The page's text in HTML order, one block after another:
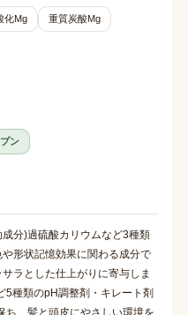
化Mg 重質炭酸Mg
ン
分)過硫酸カリウムなど3種類
形状記憶効果に関わる成分で
ラとした仕上がりに寄与しま
5種類のpH調整剤・キレート剤
ち、髪と頭皮にやさしい環境を